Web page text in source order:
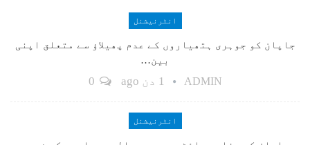
انٹرنیشنل
جاپان کو جوہری ہتھیاروں کے عدم پھیلاؤ سے متعلق اپنی
بین…
ADMIN 1 دن ago
انٹرنیشنل